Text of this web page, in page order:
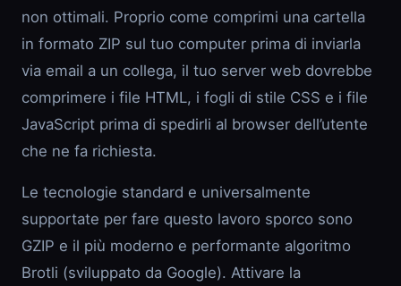
non ottimali. Proprio come comprimi una cartella
in formato ZIP sul tuo computer prima di inviarla
via email a un collega, il tuo server web dovrebbe
comprimere i file HTML, i fogli di stile CSS e i file
JavaScript prima di spedirli al browser dell’utente
che ne fa richiesta.
Le tecnologie standard e universalmente
supportate per fare questo lavoro sporco sono
GZIP e il più moderno e performante algoritmo
Brotli (sviluppato da Google). Attivare la